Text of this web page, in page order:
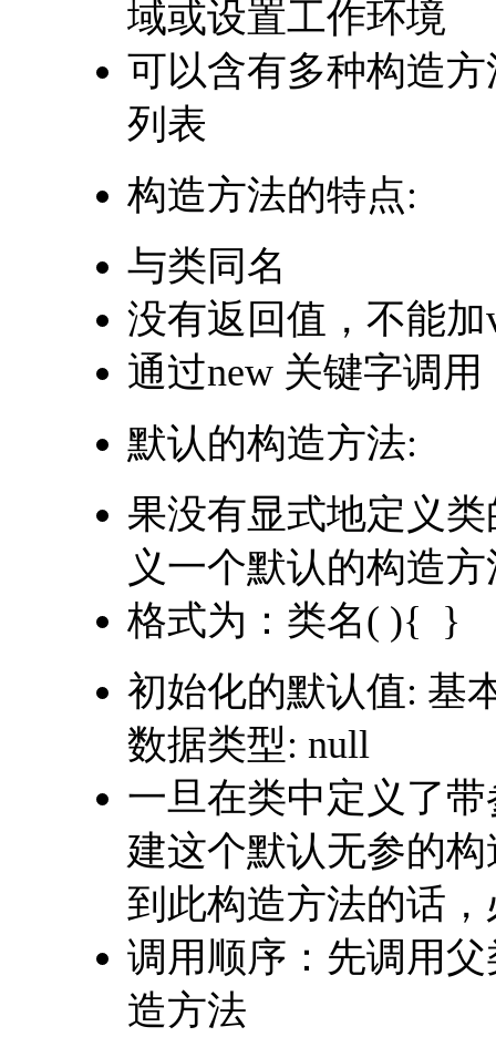
域或设置工作环境
可以含有多种构造
列表
构造方法的特点:
与类同名
没有返回值，不能加
通过new 关键字调用
默认的构造方法:
果没有显式地定义
义一个默认的构造
格式为：类名( ){ }
初始化的默认值: 基
数据类型: null
一旦在类中定义了
建这个默认无参的
到此构造方法的话
调用顺序：先调用
造方法